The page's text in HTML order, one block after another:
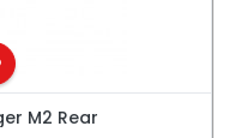
M2 Rear